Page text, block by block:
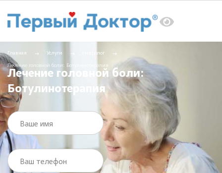
Главная Услуги Невролог
Лечение головной боли: Ботулинотерапия
Лечение головной боли:
Ботулинотерапия
Ваше имя
Ваш телефон